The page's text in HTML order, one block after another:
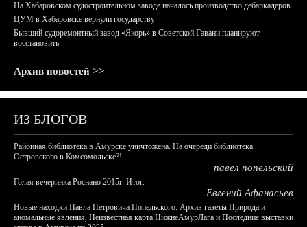
На Хабаровском судостроительном заводе началось производство дебаркадеров
ЦУМ в Хабаровске вернули государству
Бывший судоремонтный завод «Якорь» в Советской Гавани планируют
восстановить
Архив новостей >>
ИЗ БЛОГОВ
Районная библиотека в Амурске уничтожена. На очереди библиотека
Островского в Комсомольске?!
павел попельский
Голая вечеринка Роснано 2015г. Итог.
Евгений Афанасьев
Новые находки Павла Петровича Попельского: Архив газеты Природа и
аномальные явления, Неизвестная карта НижнеАмурЛага и Последние выставки